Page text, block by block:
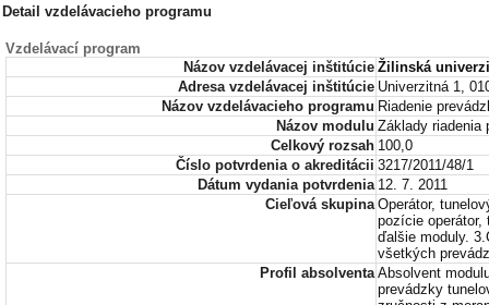
Detail vzdelávacieho programu
Vzdelávací program
Názov vzdelávacej inštitúcie Žilinská
Adresa vzdelávacej inštitúcie Univerzitná 1,
Názov vzdelávacieho programu Riadenie
Názov modulu Základy riadenia
Celkový rozsah 100,0
Číslo potvrdenia o akreditácii 3217/2011/48/1
Dátum vydania potvrdenia 12. 7. 2011
Cieľová skupina Operátor,
pozície operátor,
ďalšie moduly.
všetkých
Profil absolventa Absolvent
prevádzky